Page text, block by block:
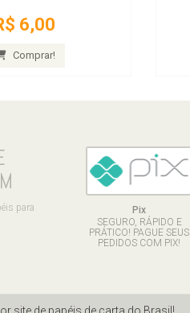
6,00
Comprar!
para
Pix
SEGURO, RÁPIDO E
PRÁTICO! PAGUE SEUS
PEDIDOS COM PIX!